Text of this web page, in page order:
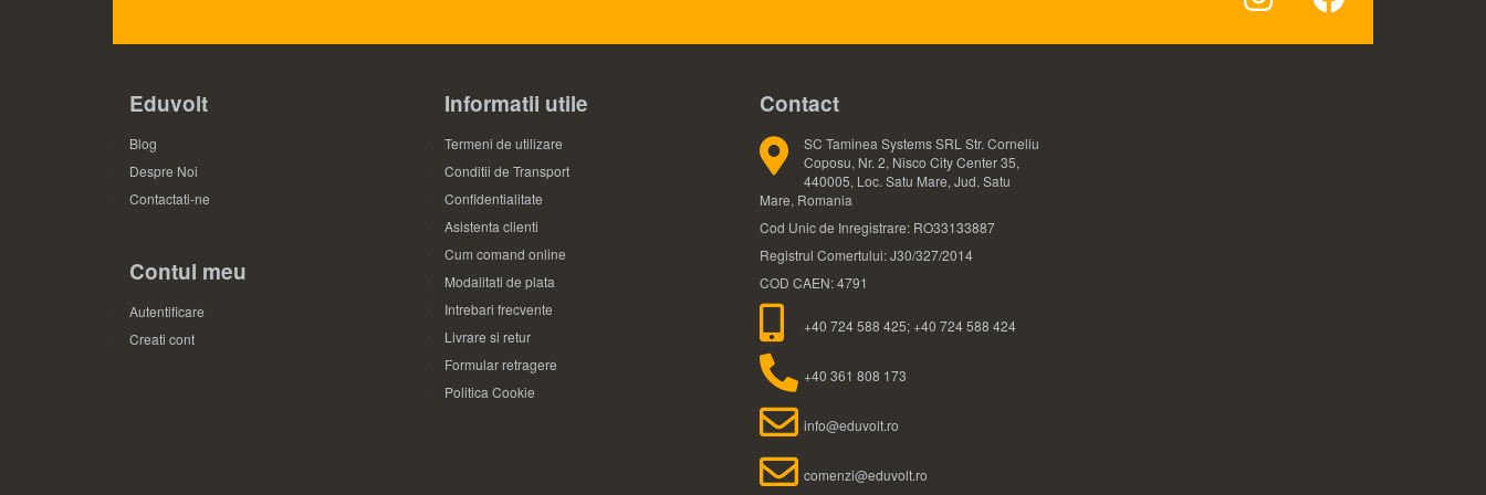
Eduvolt
Blog
Despre Noi
Contactati-ne
Contul meu
Autentificare
Creati cont
Informatii utile
Termeni de utilizare
Conditii de Transport
Confidentialitate
Asistenta clienti
Cum comand online
Modalitati de plata
Intrebari frecvente
Livrare si retur
Formular retragere
Politica Cookie
Contact
SC Taminea Systems SRL Str. Corneliu
Coposu, Nr. 2, Nisco City Center 35,
440005, Loc. Satu Mare, Jud. Satu
Mare, Romania
Cod Unic de Inregistrare: RO33133887
Registrul Comertului: J30/327/2014
COD CAEN: 4791
+40 724 588 425; +40 724 588 424
+40 361 808 173
info@eduvolt.ro
comenzi@eduvolt.ro